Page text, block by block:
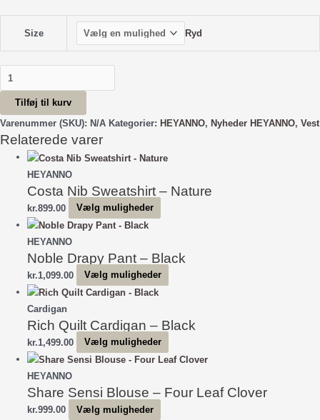
Size Ryd
Bless
Striped
Vest
-
Demitasse
antal
Tilføj til kurv
Varenummer (SKU): N/A Kategorier: HEYANNO, Nyheder HEYANNO, Vest
Relaterede varer
HEYANNO
Costa Nib Sweatshirt – Nature
kr.899.00 Vælg muligheder
flere
varianter.
Mulighederne
vælges
på
varesiden
HEYANNO
Noble Drapy Pant – Black
kr.1,099.00 Vælg muligheder
flere
Mulighederne
vælges
Cardigan
Rich Quilt Cardigan – Black
kr.1,499.00 Vælg muligheder
vare
flere
HEYANNO
Share Sensi Blouse – Four Leaf Clover
kr.999.00 Vælg muligheder